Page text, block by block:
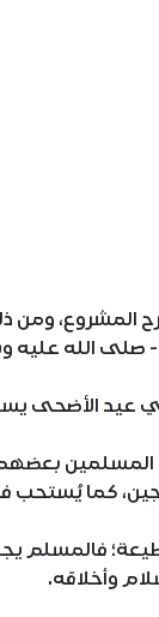
المشروع، ومن
- صلى الله عليه
عيد الأضحى
المسلمين
كما
فالمسلم
وأخلاقه.